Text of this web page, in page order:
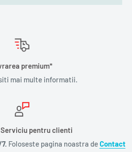
premium*
mai multe informatii.
pentru clienti
Foloseste pagina noastra deContact